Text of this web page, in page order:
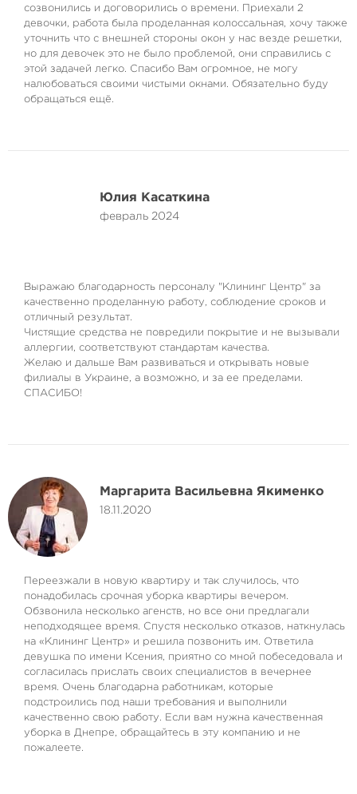
созвонились и договорились о времени. Приехали 2
девочки, работа была проделанная колоссальная, хочу также
уточнить что с внешней стороны окон у нас везде решетки,
но для девочек это не было проблемой, они справились с
этой задачей легко. Спасибо Вам огромное, не могу
налюбоваться своими чистыми окнами. Обязательно буду
обращаться ещё.
Юлия Касаткина
февраль 2024
Выражаю благодарность персоналу "Клининг Центр" за
качественно проделанную работу, соблюдение сроков и
отличный результат.
Чистящие средства не повредили покрытие и не вызывали
аллергии, соответствуют стандартам качества.
Желаю и дальше Вам развиваться и открывать новые
филиалы в Украине, а возможно, и за ее пределами.
СПАСИБО!
Маргарита Васильевна Якименко
18.11.2020
Переезжали в новую квартиру и так случилось, что
понадобилась срочная уборка квартиры вечером.
Обзвонила несколько агенств, но все они предлагали
неподходящее время. Спустя несколько отказов, наткнулась
на «Клининг Центр» и решила позвонить им. Ответила
девушка по имени Ксения, приятно со мной побеседовала и
согласилась прислать своих специалистов в вечернее
время. Очень благодарна работникам, которые
подстроились под наши требования и выполнили
качественно свою работу. Если вам нужна качественная
уборка в Днепре, обращайтесь в эту компанию и не
пожалеете.